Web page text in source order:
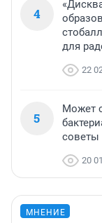
4
для
22
5
Может
советы
20
МНЕНИЕ